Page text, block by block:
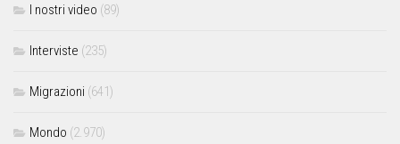
I nostri video (89)
Interviste (235)
Migrazioni (641)
Mondo (2.970)